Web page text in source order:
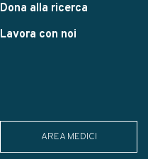
Dona alla ricerca
Lavora con noi
AREA MEDICI